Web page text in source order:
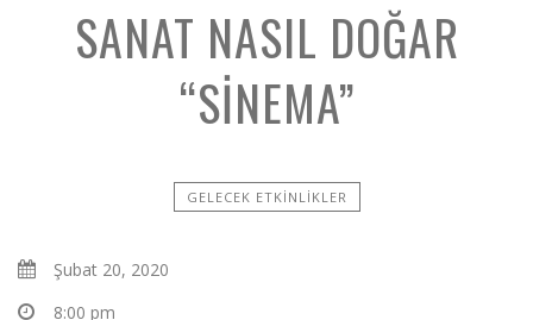
SANAT NASIL DOĞAR
“SINEMA”
GELECEK ETKINLIKLER
Şubat 20, 2020
8:00 pm